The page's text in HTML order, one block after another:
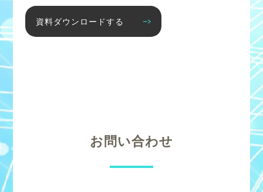
資料ダウンロードする
お問い合わせ